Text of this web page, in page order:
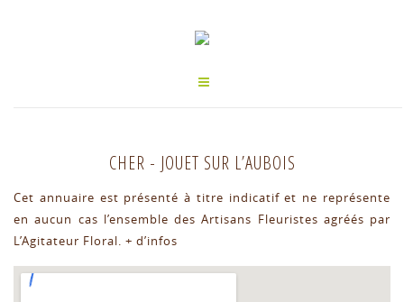
CHER - JOUET SUR L’AUBOIS
Cet annuaire est présenté à titre indicatif et ne représente
en aucun cas l’ensemble des Artisans Fleuristes agréés par
L’Agitateur Floral. + d’infos